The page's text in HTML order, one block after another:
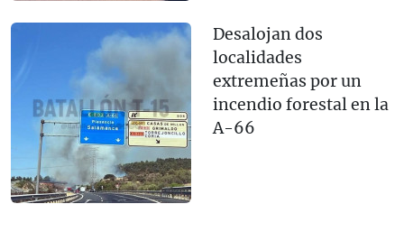
Desalojan dos
localidades
extremeñas por un
incendio forestal en la
A-66